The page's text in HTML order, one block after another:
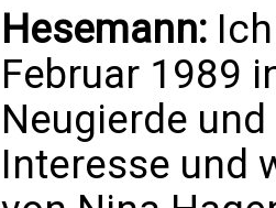
Hesemann:
Februar 1989
Neugierde
Interesse und